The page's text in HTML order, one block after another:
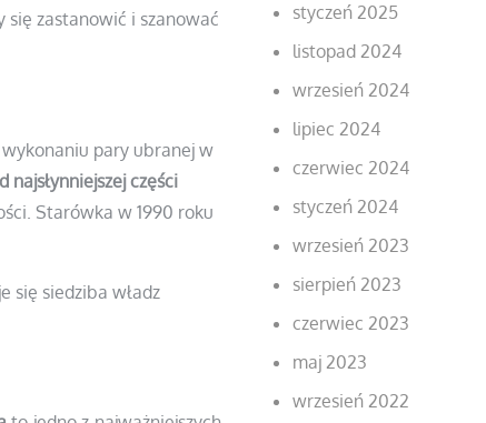
się zastanowić i szanować
pary ubranej w
części
Starówka w 1990 roku
się siedziba władz
styczeń 2025
listopad 2024
wrzesień 2024
lipiec 2024
czerwiec 2024
styczeń 2024
wrzesień 2023
sierpień 2023
czerwiec 2023
maj 2023
wrzesień 2022